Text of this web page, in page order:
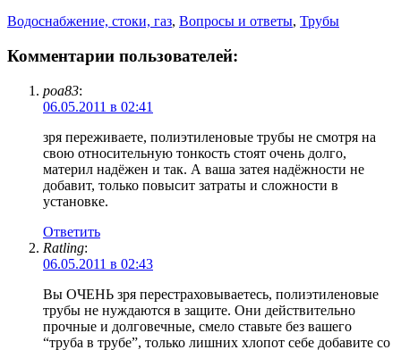
Водоснабжение, стоки, газ, Вопросы и ответы, Трубы
Комментарии пользователей:
poa83:
06.05.2011 в 02:41
зря переживаете, полиэтиленовые трубы не смотря на
свою относительную тонкость стоят очень долго,
материл надёжен и так. А ваша затея надёжности не
добавит, только повысит затраты и сложности в
установке.
Ответить
Ratling:
06.05.2011 в 02:43
Вы ОЧЕНЬ зря перестраховываетесь, полиэтиленовые
трубы не нуждаются в защите. Они действительно
прочные и долговечные, смело ставьте без вашего
“труба в трубе”, только лишних хлопот себе добавите со